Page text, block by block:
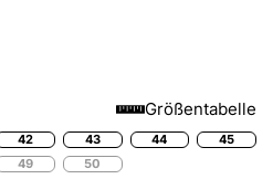
Größentabelle
42 43 44
45
49 50